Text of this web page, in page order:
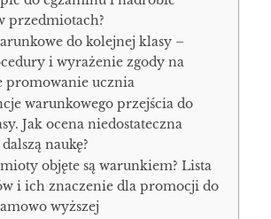
przedmiotach?
do kolejnej klasy –
i wyrażenie zgody na
promowanie ucznia
warunkowego przejścia do
Jak ocena niedostateczna
naukę?
objęte są warunkiem? Lista
i ich znaczenie dla promocji do
wyższej